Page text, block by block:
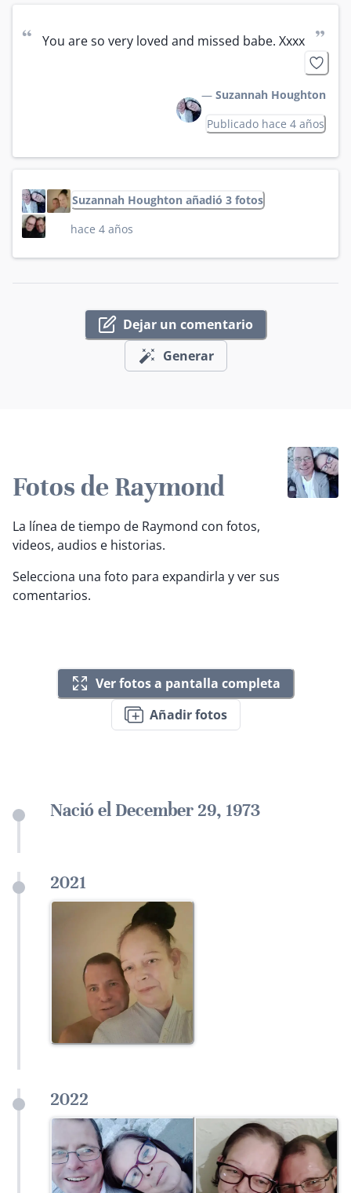
“ You are so very loved and missed babe. Xxxx ”
— Suzannah Houghton
Publicado hace 4 años
Suzannah Houghton añadió 3 fotos
hace 4 años
Dejar un comentario
Generar
Fotos de Raymond
La línea de tiempo de Raymond con fotos,
videos, audios e historias.
Selecciona una foto para expandirla y ver sus
comentarios.
Ver fotos a pantalla completa
Añadir fotos
Nació el December 29, 1973
2021
2022